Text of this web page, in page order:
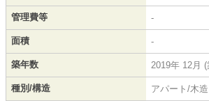
管理費等 -
面積 -
築年数 2019年 12月
種別/構造 アパート/木造